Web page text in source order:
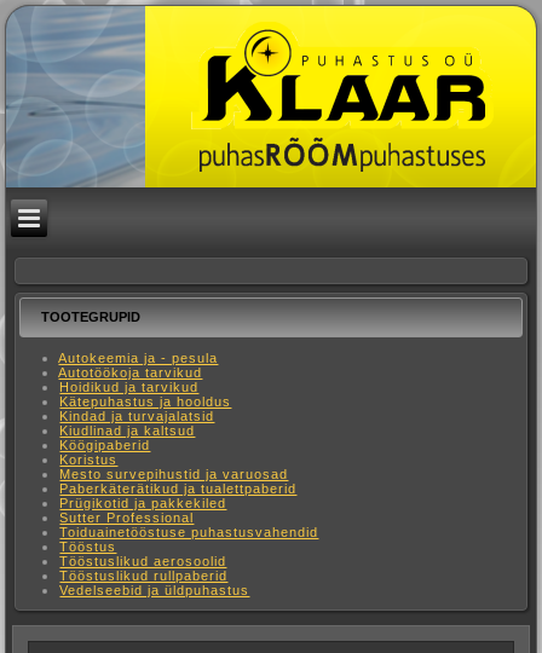
TOOTEGRUPID
Autokeemia ja - pesula
Autotöökoja tarvikud
Hoidikud ja tarvikud
Kätepuhastus ja hooldus
Kindad ja turvajalatsid
Kiudlinad ja kaltsud
Köögipaberid
Koristus
Mesto survepihustid ja varuosad
Paberkäterätikud ja tualettpaberid
Prügikotid ja pakkekiled
Sutter Professional
Toiduainetööstuse puhastusvahendid
Tööstus
Tööstuslikud aerosoolid
Tööstuslikud rullpaberid
Vedelseebid ja üldpuhastus